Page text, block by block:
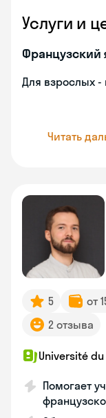
Услуги и
Французский
Для взрослых
Читать
5 от
2 отзыва
Université
Помогает